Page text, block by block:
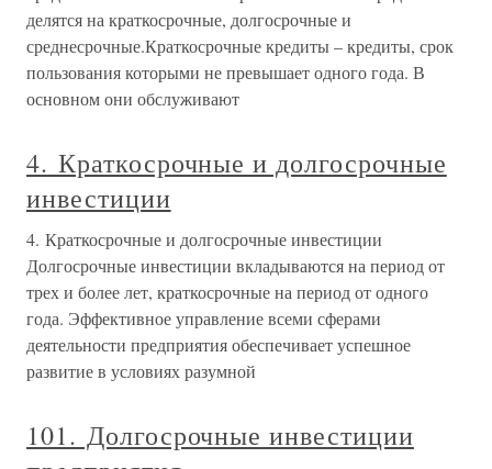
делятся на краткосрочные, долгосрочные и
среднесрочные.Краткосрочные кредиты – кредиты, срок
пользования которыми не превышает одного года. В
основном они обслуживают
4. Краткосрочные и долгосрочные
инвестиции
4. Краткосрочные и долгосрочные инвестиции
Долгосрочные инвестиции вкладываются на период от
трех и более лет, краткосрочные на период от одного
года. Эффективное управление всеми сферами
деятельности предприятия обеспечивает успешное
развитие в условиях разумной
101. Долгосрочные инвестиции